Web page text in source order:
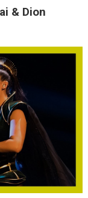
& Dion